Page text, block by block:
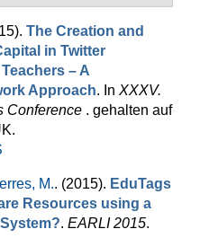
The Creation and
in Twitter
– A
Approach. In XXXV.
Conference . gehalten auf
M.. (2015). EduTags
Resources using a
. EARLI 2015.